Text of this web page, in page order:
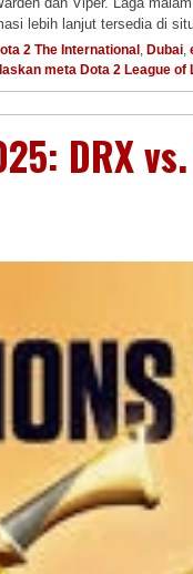
lebih lanjut tersedia di
2 The International , Dubai,
meta Dota 2 League of
DRX